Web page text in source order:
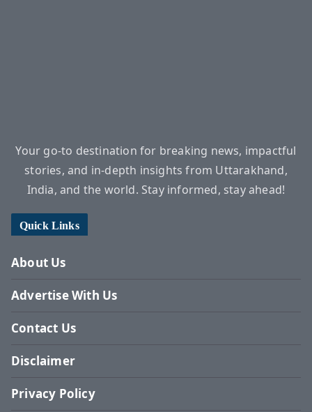
Your go-to destination for breaking news, impactful
stories, and in-depth insights from Uttarakhand,
India, and the world. Stay informed, stay ahead!
Quick Links
About Us
Advertise With Us
Contact Us
Disclaimer
Privacy Policy